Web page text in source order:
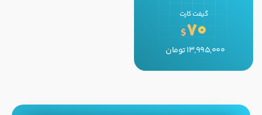
گیفت کارت
70
$
13,995,000تومان